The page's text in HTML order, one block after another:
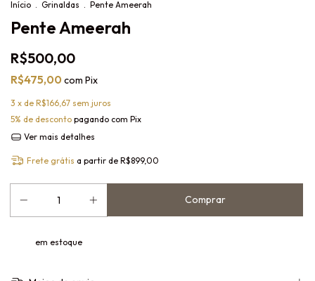
Início . Grinaldas . Pente Ameerah
Pente Ameerah
R$500,00
R$475,00 com Pix
3 x de R$166,67 sem juros
5% de desconto pagando com Pix
Ver mais detalhes
Frete grátis a partir de R$899,00
em estoque